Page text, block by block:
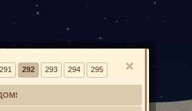
291 292 293 294 295